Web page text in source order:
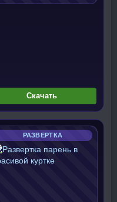
Скачать
РАЗВЕРТКА